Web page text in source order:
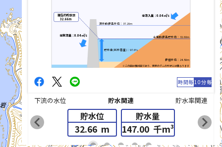
list_alt
※この図は模式図であり、実際のダムの形状とは異なります
洪水時最高水位：37.20m
平常時最高貯水位：32.60m
最低水位：24.80m
貯水率(利水容量)：97.6%
現在の貯水位
32.66m
全流入量：0.04㎥/s
全放流量：0.04㎥/s
時間毎10分毎
下流の水位 貯水関連 貯水率関連
貯水位
32.66 m
貯水量
147.00 千m³
chevron_left chevron_right